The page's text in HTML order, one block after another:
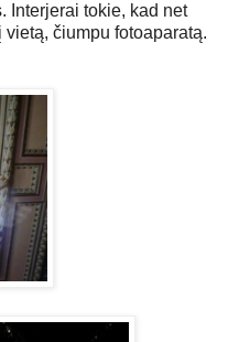
Interjerai tokie, kad net
čiumpu fotoaparatą.